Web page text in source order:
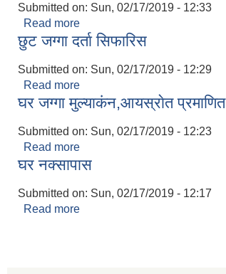
Submitted on: Sun, 02/17/2019 - 12:33
Read more
छुट जग्गा दर्ता सिफारिस
Submitted on: Sun, 02/17/2019 - 12:29
Read more
घर जग्गा मुल्याकंन,आयस्राेत प्रमाणित
Submitted on: Sun, 02/17/2019 - 12:23
Read more
घर नक्सापास
Submitted on: Sun, 02/17/2019 - 12:17
Read more